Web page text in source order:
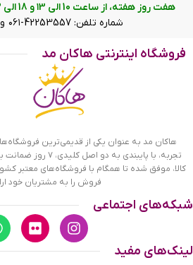
ویژگی ساعت رومانسون
دارد. قاب این ساعت به رنگ رزگلد،
صفحه‌ی این ساعت به رنگ قهوه‌ای است.
کنید، درون آن یک عدد دایره‌ می‌بینید
نشان‌ دهنده‌ی تقویم ساعت است.
هستند و همچنین اندکس‌های این ساعت
ساعت از نوع چرم مرغوب است که پوسته
هفت روز هفته، از ساعت 10 الی ۱3 و 18 الی ۲2 پاسخگوی شما هستیم.
شماره تلفن: 42253557-۰۶۱ و 09011606807
فروشگاه اینترنتی هاکان مد
هاکان مد به عنوان یکی از قدیمی‌ترین
تجربه، با پایبندی
کالا، موفق شده تا همگام با فروشگاه‌های معتبر
فروش را به مشتریان خود
شبکه‌های اجتماعی
لینک‌های مفید